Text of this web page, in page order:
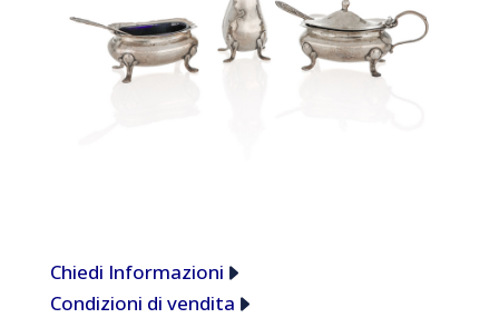
Chiedi Informazioni
Condizioni di vendita